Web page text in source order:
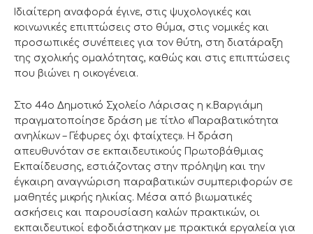
Ιδιαίτερη αναφορά έγινε, στις ψυχολογικές και
κοινωνικές επιπτώσεις στο θύμα, στις νομικές και
προσωπικές συνέπειες για τον θύτη, στη διατάραξη
της σχολικής ομαλότητας, καθώς και στις επιπτώσεις
που βιώνει η οικογένεια.
Στο 44ο Δημοτικό Σχολείο Λάρισας η κ.Βαργιάμη
πραγματοποίησε δράση με τίτλο «Παραβατικότητα
ανηλίκων – Γέφυρες όχι φταίχτες». Η δράση
απευθυνόταν σε εκπαιδευτικούς Πρωτοβάθμιας
Εκπαίδευσης, εστιάζοντας στην πρόληψη και την
έγκαιρη αναγνώριση παραβατικών συμπεριφορών σε
μαθητές μικρής ηλικίας. Μέσα από βιωματικές
ασκήσεις και παρουσίαση καλών πρακτικών, οι
εκπαιδευτικοί εφοδιάστηκαν με πρακτικά εργαλεία για